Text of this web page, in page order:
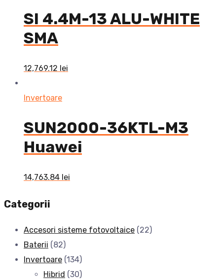
SI 4.4M-13 ALU-WHITE
SMA
12,769.12 lei
Invertoare
SUN2000-36KTL-M3
Huawei
14,763.84 lei
Categorii
Accesori sisteme fotovoltaice (22)
Baterii (82)
Invertoare (134)
Hibrid (30)